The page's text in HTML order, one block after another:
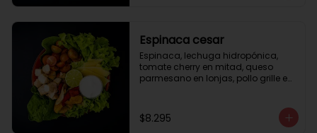
Espinaca cesar
Espinaca, lechuga hidropónica,
tomate cherry en mitad, queso
parmesano en lonjas, pollo grille en
$8.295